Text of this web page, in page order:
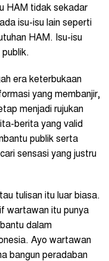
HAM tidak sekadar
isu-isu lain seperti
HAM. Isu-isu
era keterbukaan
yang membanjir,
menjadi rujukan
berita yang valid
publik serta
sensasi yang justru
tulisan itu luar biasa.
wartawan itu punya
dalam
Ayo wartawan
bangun peradaban